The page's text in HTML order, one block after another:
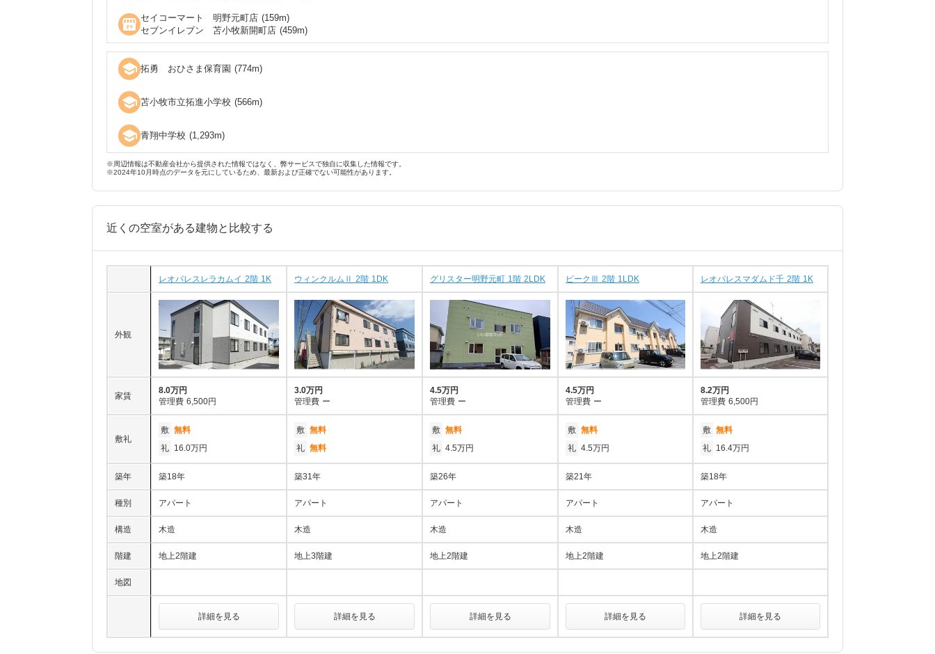
local_convenience_store セイコーマート 明野元町店 (159m)
セブンイレブン 苫小牧新開町店 (459m)
school 拓勇 おひさま保育園 (774m)
school 苫小牧市立拓進小学校 (566m)
school 青翔中学校 (1,293m)
※周辺情報は不動産会社から提供された情報ではなく、弊サービスで独自に収集した情報です。
※2024年10月時点のデータを元にしているため、最新および正確でない可能性があります。
近くの空室がある建物と比較する
レオパレスレラカムイ 2階 1K ウィンクルムⅡ 2階 1DK グリスター明野元町 1階 2LDK ピークⅢ 2階 1LDK レオパレスマダムド千 2階 1K
外観
家賃
8.0万円
管理費 6,500円
3.0万円
管理費 ー
4.5万円
管理費 ー
4.5万円
管理費 ー
8.2万円
管理費 6,500円
敷礼
敷 無料
礼 16.0万円
敷 無料
礼 無料
敷 無料
礼 4.5万円
敷 無料
礼 4.5万円
敷 無料
礼 16.4万円
築年 築18年 築31年 築26年 築21年 築18年
種別 アパート アパート アパート アパート アパート
構造 木造 木造 木造 木造 木造
階建 地上2階建 地上3階建 地上2階建 地上2階建 地上2階建
地図
詳細を見る 詳細を見る 詳細を見る 詳細を見る 詳細を見る